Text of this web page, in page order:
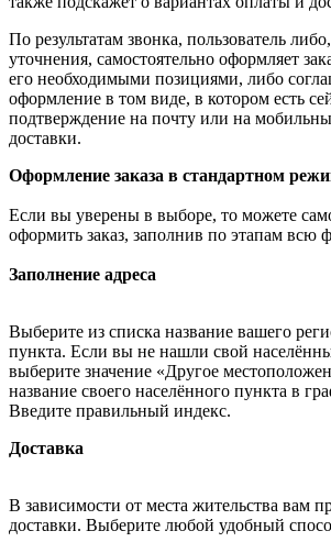
По результатам звонка, пользователь
уточнения, самостоятельно оформляет
его необходимыми позициями, либо
оформление в том виде, в котором есть
подтверждение на почту или на
доставки.
Оформление заказа в стандартном
Если вы уверены в выборе, то можете
оформить заказ, заполнив по этапам всю
Заполнение адреса
Выберите из списка название вашего
пункта. Если вы не нашли свой
выберите значение «Другое
название своего населённого пункта в
Введите правильный индекс.
Доставка
В зависимости от места жительства вам
доставки. Выберите любой удобный